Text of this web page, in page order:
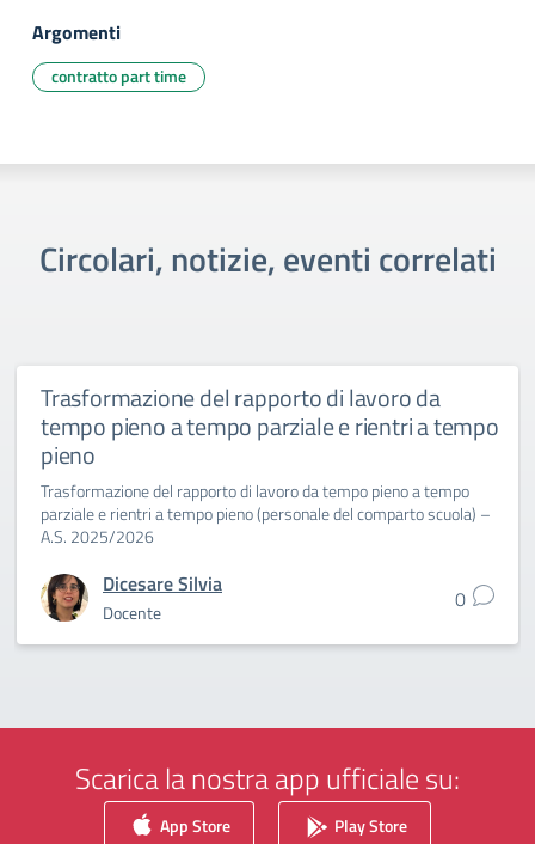
Argomenti
contratto part time
Circolari, notizie, eventi correlati
Trasformazione del rapporto di lavoro da
tempo pieno a tempo parziale e rientri a tempo
pieno
Trasformazione del rapporto di lavoro da tempo pieno a tempo
parziale e rientri a tempo pieno (personale del comparto scuola) –
A.S. 2025/2026
Dicesare Silvia
Docente 0
Scarica la nostra app ufficiale su:
App Store Play Store